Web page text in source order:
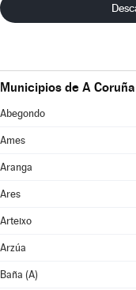
Municipios de A Coruña
Abegondo
Ames
Aranga
Ares
Arteixo
Arzúa
Baña (A)